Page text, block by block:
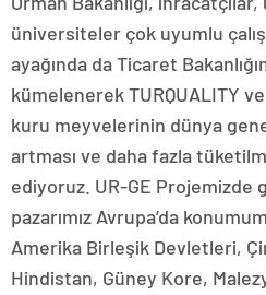
üniversiteler çok uyumlu
ayağında da Ticaret
kümelenerek TURQUALITY
kuru meyvelerinin dünya
artması ve daha fazla
ediyoruz. UR-GE Projemizde
pazarımız Avrupa’da
Amerika Birleşik Devletleri,
Hindistan, Güney Kore,